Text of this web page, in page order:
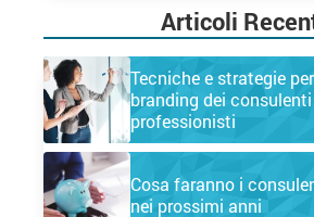
Articoli
Tecniche e strategie
branding dei consulenti
professionisti
Cosa faranno i
nei prossimi anni